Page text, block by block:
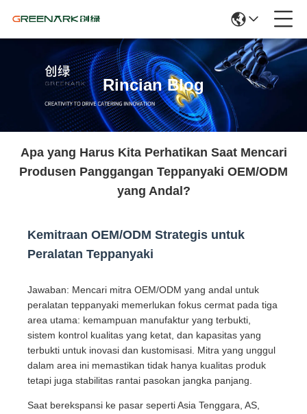
Rincian Blog
Apa yang Harus Kita Perhatikan Saat Mencari
Produsen Panggangan Teppanyaki OEM/ODM
yang Andal?
Kemitraan OEM/ODM Strategis untuk
Peralatan Teppanyaki
Jawaban: Mencari mitra OEM/ODM yang andal untuk
peralatan teppanyaki memerlukan fokus cermat pada tiga
area utama: kemampuan manufaktur yang terbukti,
sistem kontrol kualitas yang ketat, dan kapasitas yang
terbukti untuk inovasi dan kustomisasi. Mitra yang unggul
dalam area ini memastikan tidak hanya kualitas produk
tetapi juga stabilitas rantai pasokan jangka panjang.
Saat berekspansi ke pasar seperti Asia Tenggara, AS,